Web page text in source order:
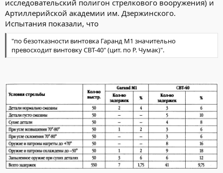
исследовательский полигон стрелкового вооружения) и
Артиллерийской академии им. Дзержинского.
Испытания показали, что
"по безотказности винтовка Гаранд М1 значительно
превосходит винтовку СВТ-40" (цит. по Р. Чумак)".